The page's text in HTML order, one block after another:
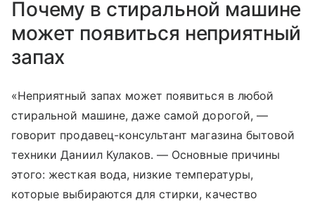
Почему в стиральной машине
может появиться неприятный
запах
«Неприятный запах может появиться в любой
стиральной машине, даже самой дорогой, —
говорит продавец-консультант магазина бытовой
техники Даниил Кулаков. — Основные причины
этого: жесткая вода, низкие температуры,
которые выбираются для стирки, качество